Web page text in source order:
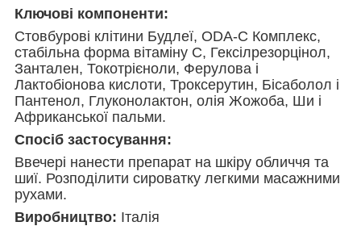
Ключові компоненти:
Стовбурові клітини Будлеї, ODA-C Комплекс,
стабільна форма вітаміну С, Гексілрезорцінол,
Зантален, Токотрієноли, Ферулова і
Лактобіонова кислоти, Троксерутин, Бісаболол і
Пантенол, Глуконолактон, олія Жожоба, Ши і
Африканської пальми.
Спосіб застосування:
Ввечері нанести препарат на шкіру обличчя та
шиї. Розподілити сироватку легкими масажними
рухами.
Виробництво: Італія